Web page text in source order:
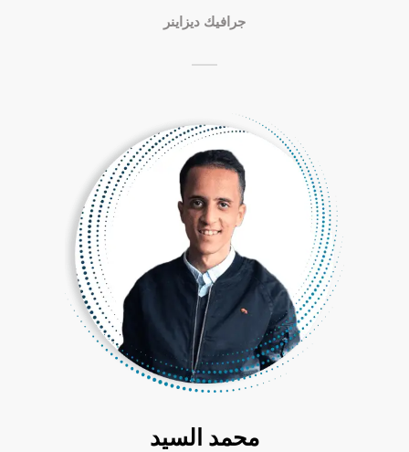
جرافيك ديزاينر
محمد السيد